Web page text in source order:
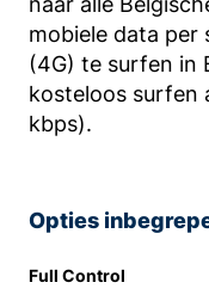
mobiele data per
(4G) te surfen in
kosteloos surfen
kbps).
Opties
Full Control